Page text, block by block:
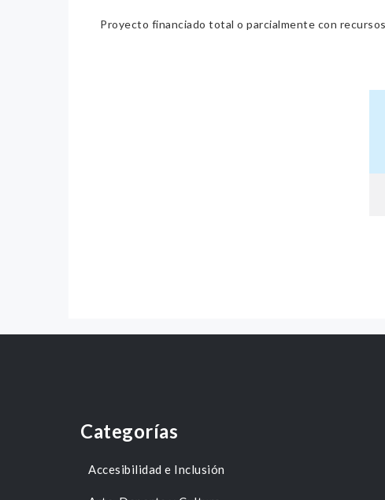
Proyecto financiado total o parcialmente con
Categorías
Accesibilidad e Inclusión